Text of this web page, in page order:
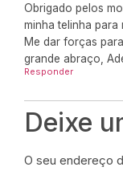
Obrigado pelos
minha telinha para
Me dar forças
grande abraço,
Responder
Deixe
O seu endereço